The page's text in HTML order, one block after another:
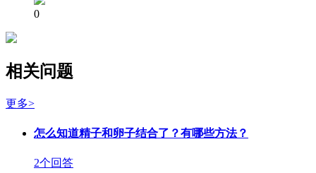
0
相关问题
更多>
怎么知道精子和卵子结合了？有哪些方法？
2个回答